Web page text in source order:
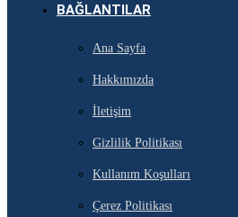
BAĞLANTILAR
Ana Sayfa
Hakkımızda
İletişim
Gizlilik Politikası
Kullanım Koşulları
Çerez Politikası